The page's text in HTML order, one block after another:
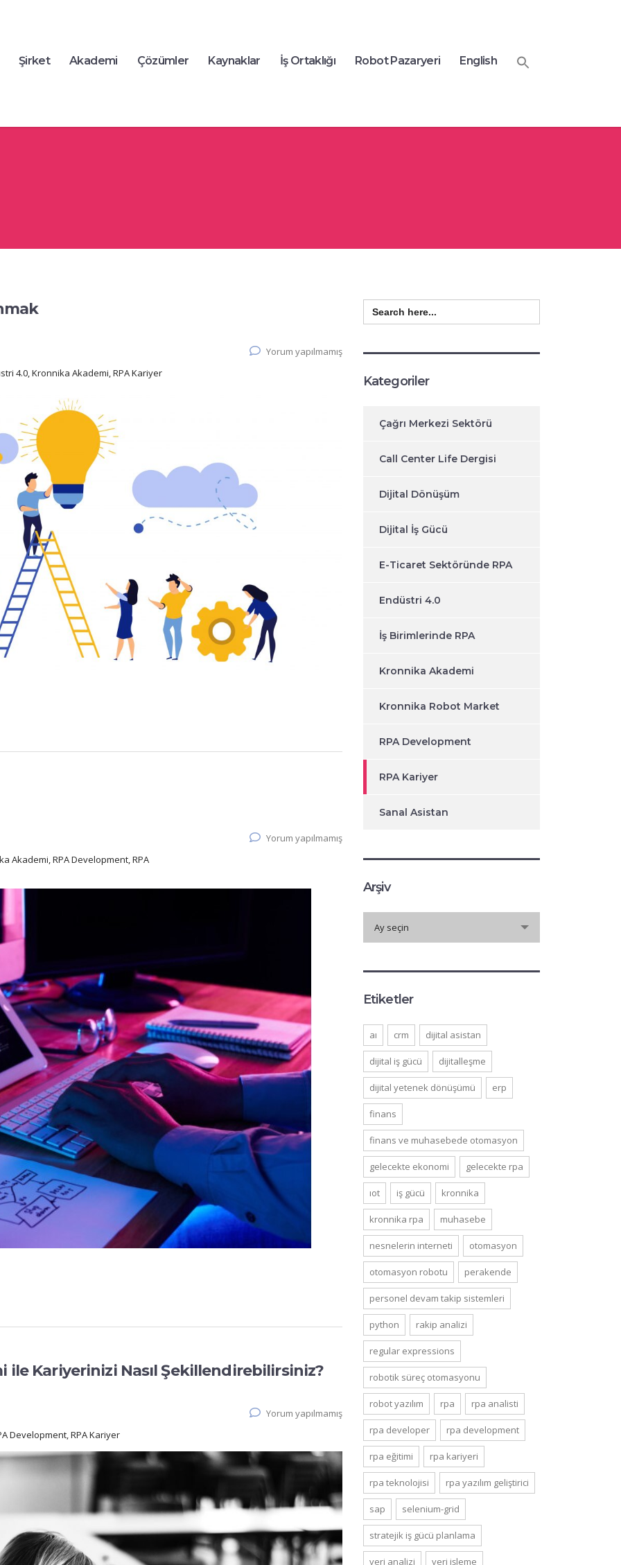
Şirket Akademi Çözümler Kaynaklar İş Ortaklığı Robot Pazaryeri English
4.0, Kronnika Akademi, RPA Kariyer
Yorum yapılmamış
Akademi, RPA Development, RPA
Yorum yapılmamış
ile Kariyerinizi Nasıl Şekillendirebilirsiniz?
Development, RPA Kariyer
Yorum yapılmamış
Search
for:
Kategoriler
Çağrı Merkezi Sektörü
Call Center Life Dergisi
Dijital Dönüşüm
Dijital İş Gücü
E-Ticaret Sektöründe RPA
Endüstri 4.0
İş Birimlerinde RPA
Kronnika Akademi
Kronnika Robot Market
RPA Development
RPA Kariyer
Sanal Asistan
Arşiv
Ay seçin
Etiketler
ai crm dijital asistan
dijital iş gücü dijitalleşme
dijital yetenek dönüşümü erp
finans
finans ve muhasebede otomasyon
gelecekte ekonomi gelecekte rpa
iot iş gücü kronnika
kronnika rpa muhasebe
nesnelerin interneti otomasyon
otomasyon robotu perakende
personel devam takip sistemleri
python rakip analizi
regular expressions
robotik süreç otomasyonu
robot yazılım rpa rpa analisti
rpa developer rpa development
rpa eğitimi rpa kariyeri
rpa teknolojisi rpa yazılım geliştirici
sap selenium-grid
stratejik i̇ş gücü planlama
veri analizi veri işleme